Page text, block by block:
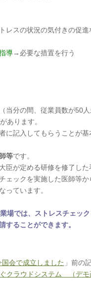
スの状況の気付きの促進
導→必要な措置を行う
当分の間、従業員数が50
あります。
に記入してもらうことが
等です。
が定める研修を修了した
ェックを実施した医師等か
っています。
では、ストレスチェッ
することができます。
国会で成立しました 」前
クラウドシステム （デモ